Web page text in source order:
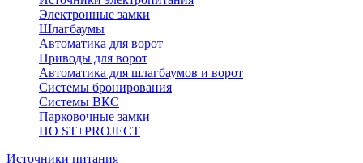
Электронные замки
Шлагбаумы
Автоматика для ворот
Приводы для ворот
Автоматика для шлагбаумов и ворот
Системы бронирования
Системы ВКС
Парковочные замки
ПО ST+PROJECT
Источники питания